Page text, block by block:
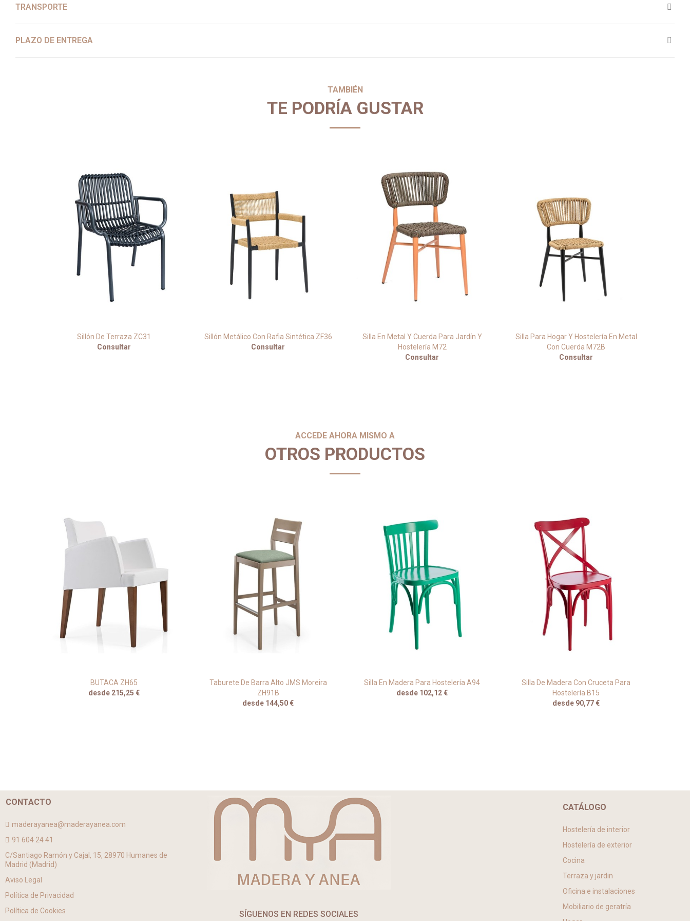
TRANSPORTE
PLAZO DE ENTREGA
TAMBIÉN
TE PODRÍA GUSTAR
Sillón De Terraza ZC31
Consultar
Sillón Metálico Con Rafia Sintética ZF36
Consultar
Silla En Metal Y Cuerda Para Jardín Y
Hostelería M72
Consultar
Silla Para Hogar Y Hostelería En Metal
Con Cuerda M72B
Consultar
ACCEDE AHORA MISMO A
OTROS PRODUCTOS
BUTACA ZH65
desde 215,25 €
Taburete De Barra Alto JMS Moreira
ZH91B
desde 144,50 €
Silla En Madera Para Hostelería A94
desde 102,12 €
Silla De Madera Con Cruceta Para
Hostelería B15
desde 90,77 €
CONTACTO
maderayanea@maderayanea.com
91 604 24 41
C/Santiago Ramón y Cajal, 15, 28970 Humanes de
Madrid (Madrid)
Aviso Legal
Política de Privacidad
Política de Cookies
SÍGUENOS EN REDES SOCIALES
CATÁLOGO
Hostelería de interior
Hostelería de exterior
Cocina
Terraza y jardin
Oficina e instalaciones
Mobiliario de geratría